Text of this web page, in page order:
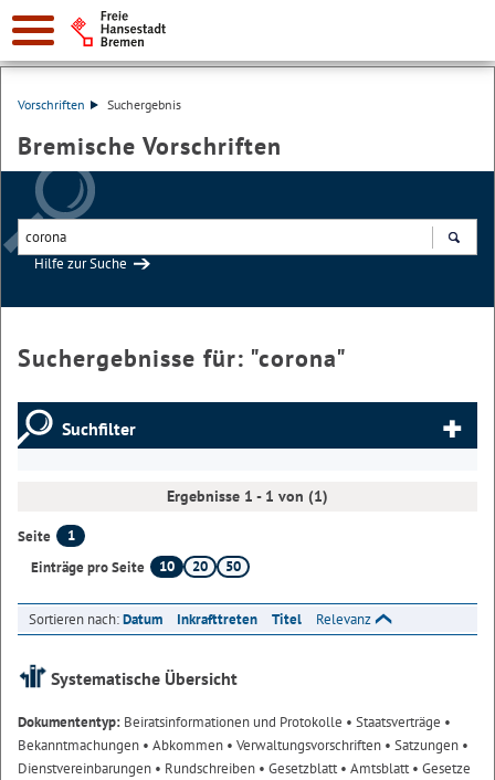
Vorschriften Suchergebnis
Bremische Vorschriften
Hilfe zur Suche
Suchergebnisse für: "corona"
Suchfilter
Ergebnisse 1 - 1 von (1)
Seite
1
Einträge pro Seite
10 20 50
Sortieren nach:Datum Inkrafttreten Titel Relevanz
Systematische Übersicht
Dokumententyp: Beiratsinformationen und Protokolle • Staatsverträge •
Bekanntmachungen • Abkommen • Verwaltungsvorschriften • Satzungen •
Dienstvereinbarungen • Rundschreiben • Gesetzblatt• Amtsblatt• Gesetze